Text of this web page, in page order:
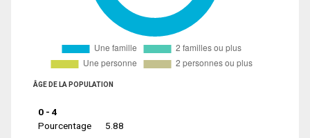
ÂGE DE LA POPULATION
0 - 4
Pourcentage
5.88